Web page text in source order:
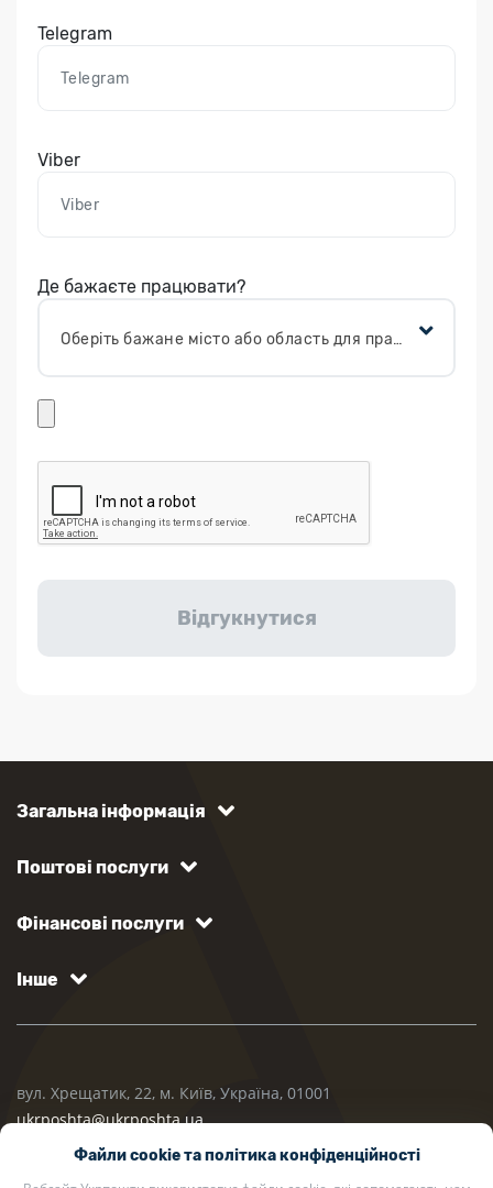
Telegram
Viber
Де бажаєте працювати?
Оберіть бажане місто або область для працевлаштування
Файли cookie та політика конфіденційності
Загальна інформація
Поштові послуги
Фінансові послуги
Інше
вул. Хрещатик, 22, м. Київ, Україна, 01001
ukrposhta@ukrposhta.ua